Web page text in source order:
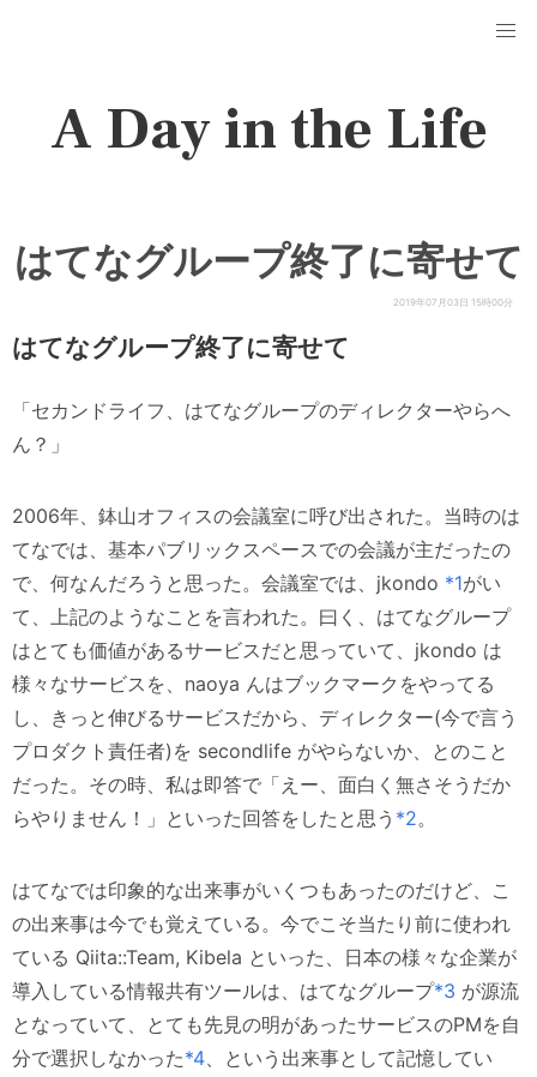
A Day in the Life
はてなグループ終了に寄せて
2019年07月03日 15時00分
はてなグループ終了に寄せて
「セカンドライフ、はてなグループのディレクターやらへ
ん？」
2006年、鉢山オフィスの会議室に呼び出された。当時のは
てなでは、基本パブリックスペースでの会議が主だったの
で、何なんだろうと思った。会議室では、jkondo *1がい
て、上記のようなことを言われた。曰く、はてなグループ
はとても価値があるサービスだと思っていて、jkondo は
様々なサービスを、naoya んはブックマークをやってる
し、きっと伸びるサービスだから、ディレクター(今で言う
プロダクト責任者)を secondlife がやらないか、とのこと
だった。その時、私は即答で「えー、面白く無さそうだか
らやりません！」といった回答をしたと思う *2。
はてなでは印象的な出来事がいくつもあったのだけど、こ
の出来事は今でも覚えている。今でこそ当たり前に使われ
ている Qiita::Team, Kibela といった、日本の様々な企業が
導入している情報共有ツールは、はてなグループ*3 が源流
となっていて、とても先見の明があったサービスのPMを自
分で選択しなかった*4 、という出来事として記憶してい